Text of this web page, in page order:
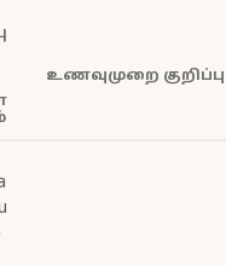
உணவுமுறை குறிப்பு